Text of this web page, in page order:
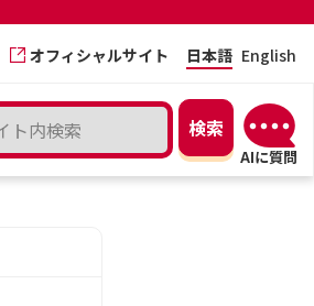
オフィシャルサイト 日本語 English